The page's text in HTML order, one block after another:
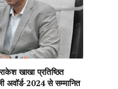
खाखा प्रतिष्ठित
2024 से सम्मानित